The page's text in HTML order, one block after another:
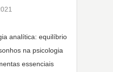
analítica: equilíbrio
na psicologia
essenciais